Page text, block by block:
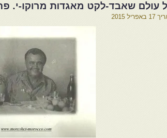
עולם שאבד-לקט מאגדות מרוקו-י.
17 באפריל 2015